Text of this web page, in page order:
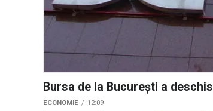
Bursa de la Bucureşti a
ECONOMIE 12:09